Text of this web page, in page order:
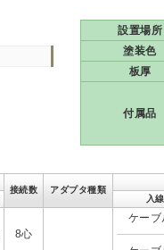
設置場所
塗装色
板厚
付属品
接続数
アダプタ種類
入線
8心
ケーブ